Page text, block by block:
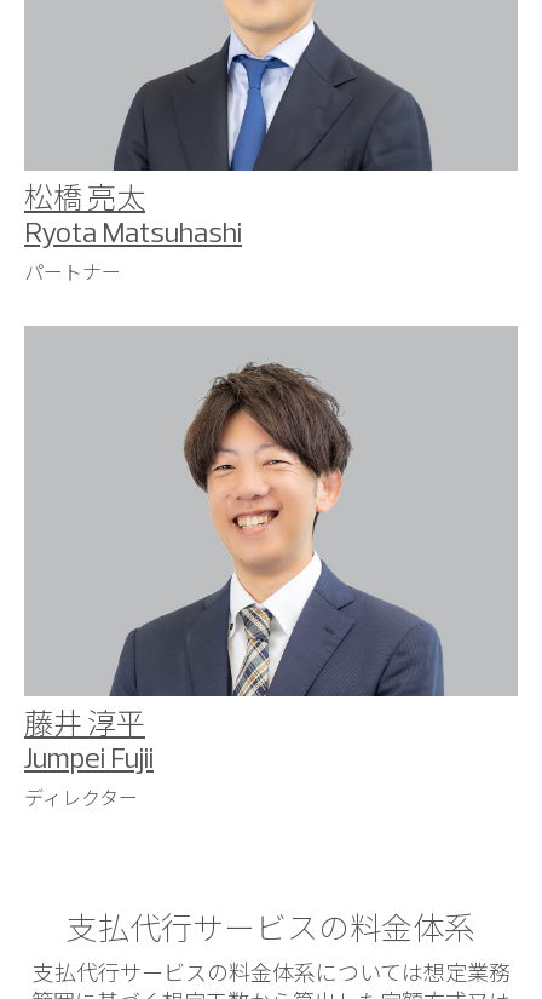
松橋 亮太
Ryota Matsuhashi
パートナー
藤井 淳平
Jumpei Fujii
ディレクター
支払代行サービスの料金体系
支払代行サービスの料金体系については想定業務